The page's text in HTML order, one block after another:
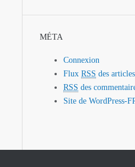
MÉTA
Connexion
FluxRSS des articles
RSS des
Site de WordPress-